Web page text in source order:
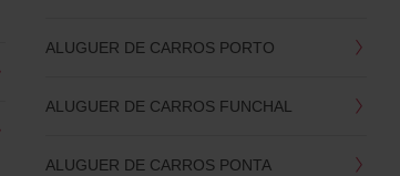
ALUGUER DE CARROS PORTO
ALUGUER DE CARROS FUNCHAL
ALUGUER DE CARROS PONTA